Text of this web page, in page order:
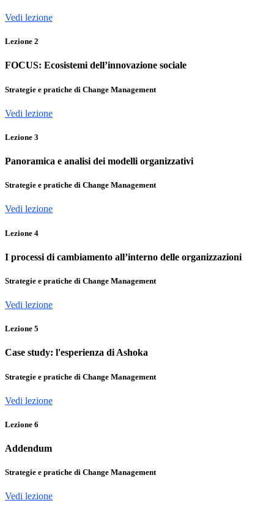
Vedi lezione
Lezione 2
FOCUS: Ecosistemi dell’innovazione sociale
Strategie e pratiche di Change Management
Vedi lezione
Lezione 3
Panoramica e analisi dei modelli organizzativi
Strategie e pratiche di Change Management
Vedi lezione
Lezione 4
I processi di cambiamento all’interno delle organizzazioni
Strategie e pratiche di Change Management
Vedi lezione
Lezione 5
Case study: l'esperienza di Ashoka
Strategie e pratiche di Change Management
Vedi lezione
Lezione 6
Addendum
Strategie e pratiche di Change Management
Vedi lezione